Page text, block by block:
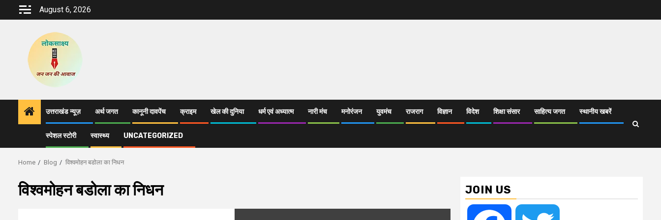
August 6, 2026
उत्तराखंड न्यूज़ अर्थ जगत कानूनी दावपेंच क्राइम खेल की दुनिया धर्म एवं अध्यात्म नारी मंच मनोरंजन युवमंच राजराग विज्ञान विदेश शिक्षा संसार साहित्य जगत स्थानीय खबरें
स्पेशल स्टोरी स्वास्थ्य UNCATEGORIZED
Home Blog विश्वमोहन बडोला का निधन
विश्वमोहन बडोला का निधन JOIN US